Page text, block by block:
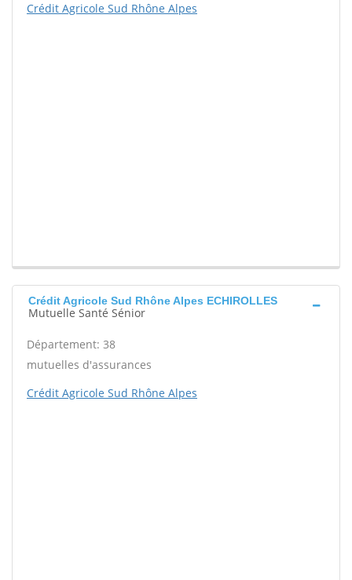
Crédit Agricole Sud Rhône Alpes
Crédit Agricole Sud Rhône Alpes ECHIROLLES
Mutuelle Santé Sénior
Département: 38
mutuelles d'assurances
Crédit Agricole Sud Rhône Alpes